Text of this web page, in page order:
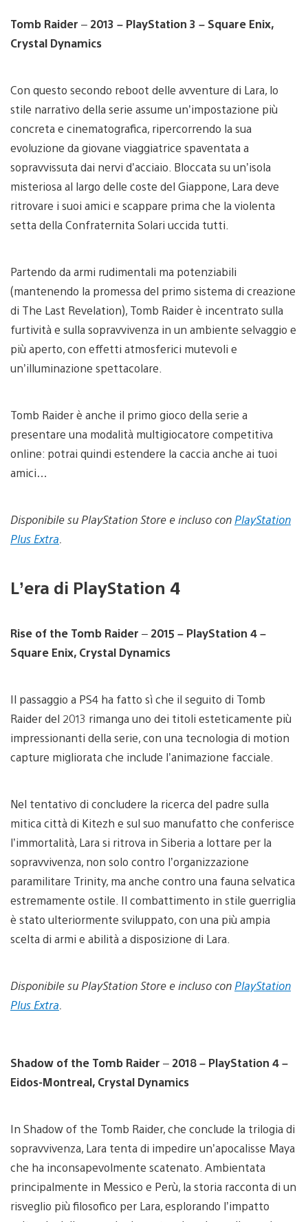
Tomb Raider – 2013 – PlayStation 3 – Square Enix,
Crystal Dynamics
Con questo secondo reboot delle avventure di Lara, lo
stile narrativo della serie assume un’impostazione più
concreta e cinematografica, ripercorrendo la sua
evoluzione da giovane viaggiatrice spaventata a
sopravvissuta dai nervi d’acciaio. Bloccata su un’isola
misteriosa al largo delle coste del Giappone, Lara deve
ritrovare i suoi amici e scappare prima che la violenta
setta della Confraternita Solari uccida tutti.
Partendo da armi rudimentali ma potenziabili
(mantenendo la promessa del primo sistema di creazione
di The Last Revelation), Tomb Raider è incentrato sulla
furtività e sulla sopravvivenza in un ambiente selvaggio e
più aperto, con effetti atmosferici mutevoli e
un’illuminazione spettacolare.
Tomb Raider è anche il primo gioco della serie a
presentare una modalità multigiocatore competitiva
online: potrai quindi estendere la caccia anche ai tuoi
amici…
Disponibile su PlayStation Store e incluso conPlayStation
Plus Extra.
L’era di PlayStation 4
Rise of the Tomb Raider – 2015 – PlayStation 4 –
Square Enix, Crystal Dynamics
Il passaggio a PS4 ha fatto sì che il seguito di Tomb
Raider del 2013 rimanga uno dei titoli esteticamente più
impressionanti della serie, con una tecnologia di motion
capture migliorata che include l’animazione facciale.
Nel tentativo di concludere la ricerca del padre sulla
mitica città di Kitezh e sul suo manufatto che conferisce
l’immortalità, Lara si ritrova in Siberia a lottare per la
sopravvivenza, non solo contro l’organizzazione
paramilitare Trinity, ma anche contro una fauna selvatica
estremamente ostile. Il combattimento in stile guerriglia
è stato ulteriormente sviluppato, con una più ampia
scelta di armi e abilità a disposizione di Lara.
Disponibile su PlayStation Store e incluso conPlayStation
Plus Extra.
Shadow of the Tomb Raider – 2018 – PlayStation 4 –
Eidos-Montreal, Crystal Dynamics
In Shadow of the Tomb Raider, che conclude la trilogia di
sopravvivenza, Lara tenta di impedire un’apocalisse Maya
che ha inconsapevolmente scatenato. Ambientata
principalmente in Messico e Perù, la storia racconta di un
risveglio più filosofico per Lara, esplorando l’impatto